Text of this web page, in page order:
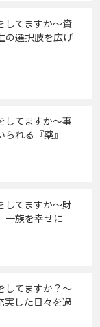
してますか～資
の選択肢を広げ
してますか～事
れる『薬』
してますか～財
一族を幸せに
してますか？～
実した日々を過